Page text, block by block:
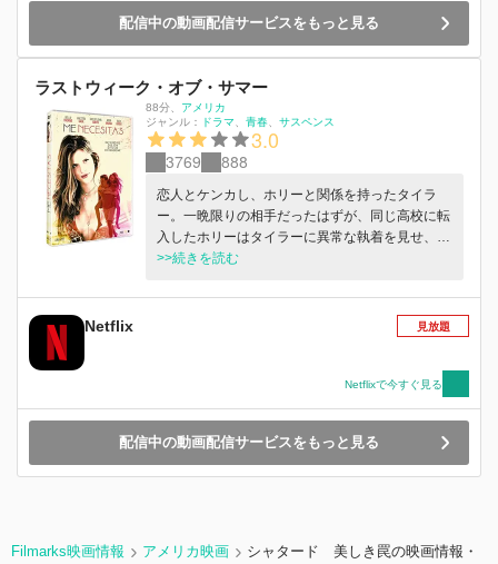
配信中の動画配信サービスをもっと見る
ラストウィーク・オブ・サマー
88分、 アメリカ
ジャンル：
ドラマ 青春 サスペンス
3.0
3769 888
恋人とケンカし、ホリーと関係を持ったタイラ
ー。一晩限りの相手だったはずが、同じ高校に転
入したホリーはタイラーに異常な執着を見せ、危
険なゲームが始まる。
>>続きを読む
Netflix 見放題
Netflixで今すぐ見る
配信中の動画配信サービスをもっと見る
Filmarks映画情報 アメリカ映画
シャタード 美しき罠の映画情報・